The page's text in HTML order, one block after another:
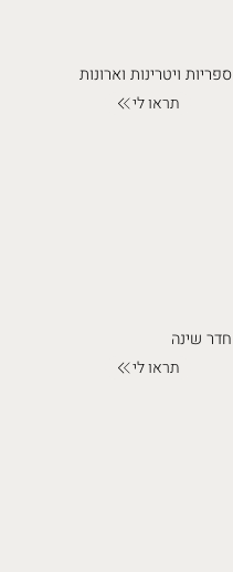
ספריות ויטרינות וארונות
תראו לי
חדר שינה
תראו לי